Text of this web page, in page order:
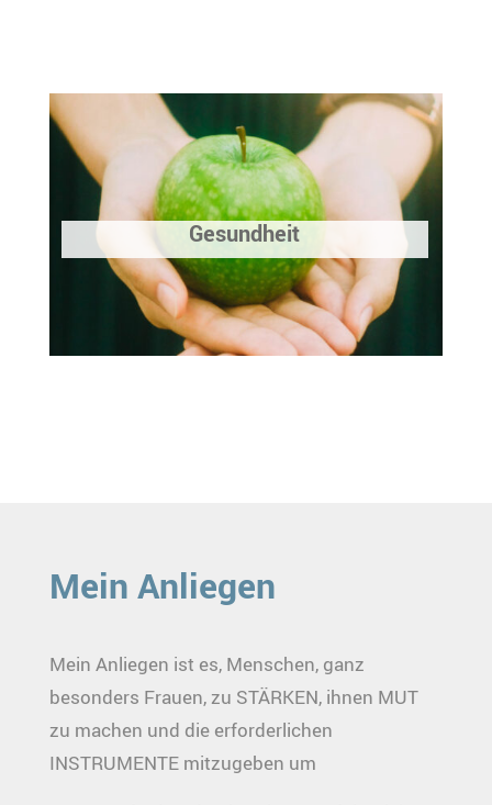
Gesundheit
Mein Anliegen
Mein Anliegen ist es, Menschen, ganz
besonders Frauen, zu STÄRKEN, ihnen MUT
zu machen und die erforderlichen
INSTRUMENTE mitzugeben um